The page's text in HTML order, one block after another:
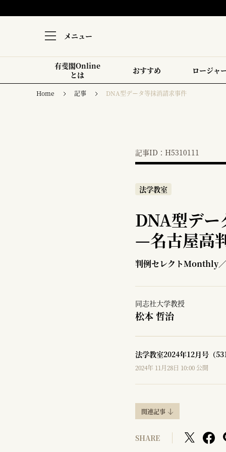
メニュー
有斐閣Online
とは
おすすめ ロージャ
Home 記事 DNA型データ等抹消請求事件
記事ID：H5310111
法学教室
DNA型デー
—名古屋高
判例セレクトMonthly
同志社大学教授
松本 哲治
法学教室2024年12月号（
2024年 11月28日 10:00 公開
関連記事
SHARE